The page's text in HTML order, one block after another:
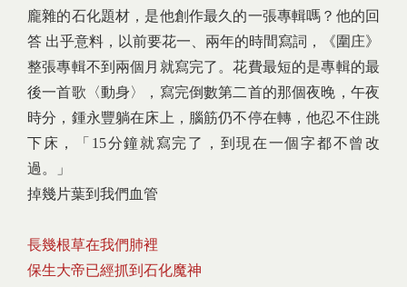
龐雜的石化題材，是他創作最久的一張專輯嗎？他的回
答 出乎意料，以前要花一、兩年的時間寫詞，《圍庄》
整張專輯不到兩個月就寫完了。花費最短的是專輯的最
後一首歌〈動身〉，寫完倒數第二首的那個夜晚，午夜
時分，鍾永豐躺在床上，腦筋仍不停在轉，他忍不住跳
下床，「15分鐘就寫完了，到現在一個字都不曾改
過。」
掉幾片葉到我們血管
長幾根草在我們肺裡
保生大帝已經抓到石化魔神